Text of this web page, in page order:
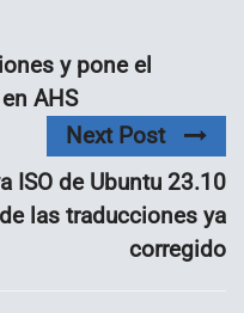
y pone el
AHS
Next Post
ISO de Ubuntu 23.10
las traducciones ya
corregido